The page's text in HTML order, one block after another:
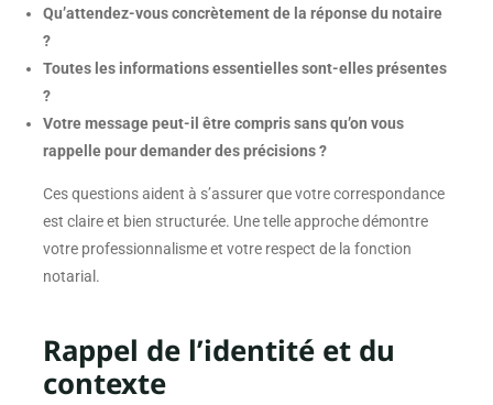
Qu’attendez-vous concrètement de la réponse du notaire
?
Toutes les informations essentielles sont-elles présentes
?
Votre message peut-il être compris sans qu’on vous
rappelle pour demander des précisions ?
Ces questions aident à s’assurer que votre correspondance
est claire et bien structurée. Une telle approche démontre
votre professionnalisme et votre respect de la fonction
notarial.
Rappel de l’identité et du
contexte